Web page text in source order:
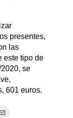
presentes,
las
este tipo de
se
601 euros.